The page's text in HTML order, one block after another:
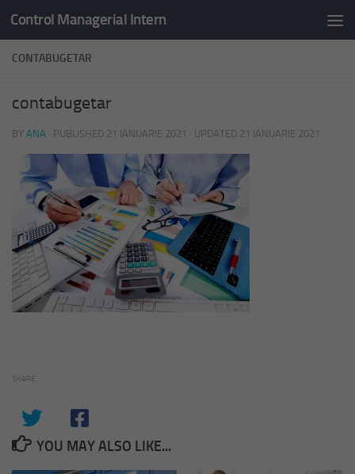
Skip to content
Control Managerial Intern
CONTABUGETAR
contabugetar
BY ANA · PUBLISHED 21 IANUARIE 2021 · UPDATED 21 IANUARIE 2021
SHARE
YOU MAY ALSO LIKE...